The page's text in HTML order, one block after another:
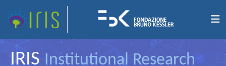
IRIS Institutional Research